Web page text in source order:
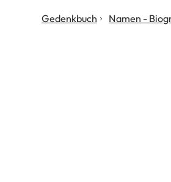
Gedenkbuch Namen -